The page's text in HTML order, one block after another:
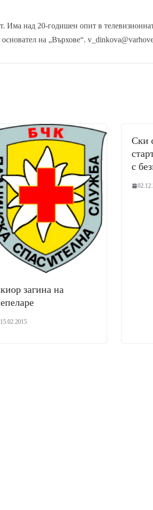
Има над 20-годишен опит в
на „Върхове“.
загина на
15.02.2015
Ски
с